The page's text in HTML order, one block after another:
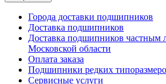
Города доставки подшипников
Доставка подшипников
Доставка подшипников частным
Московской области
Оплата заказа
Подшипники редких
Сервисные услуги